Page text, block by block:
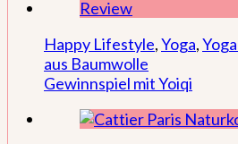
Happy Lifestyle,Yoga,
aus Baumwolle
Gewinnspiel mit Yoiqi